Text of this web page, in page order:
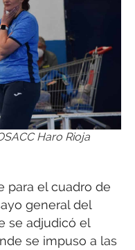
Haro Rioja
para el cuadro de
general del
se adjudicó el
se impuso a las